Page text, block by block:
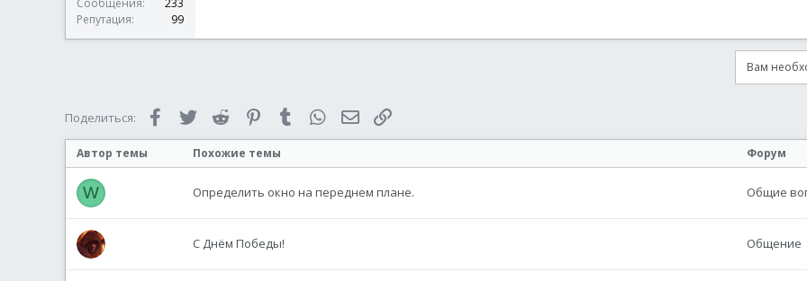
Репутация
99
Вам
Поделиться: FacebookTwitter Reddit PinterestTumblr WhatsAppЭлектронная почта
Автор темы Похожие темы Форум
W Определить окно на переднем плане. Общие
С Днём Победы! Общение